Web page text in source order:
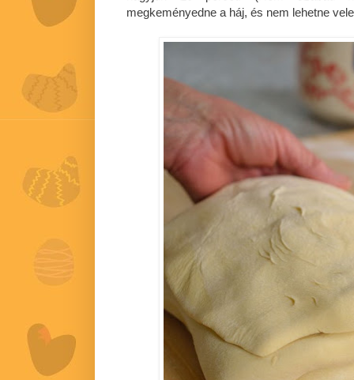
megkeményedne a háj, és nem lehetne